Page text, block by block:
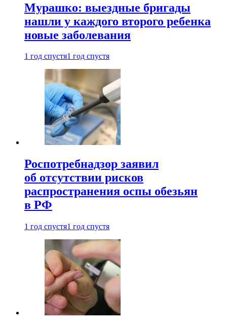
Мурашко: выездные бригады
нашли у каждого второго ребенка
новые заболевания
1 год спустя1 год спустя
Роспотребнадзор заявил
об отсутствии рисков
распространения оспы обезьян
в РФ
1 год спустя1 год спустя